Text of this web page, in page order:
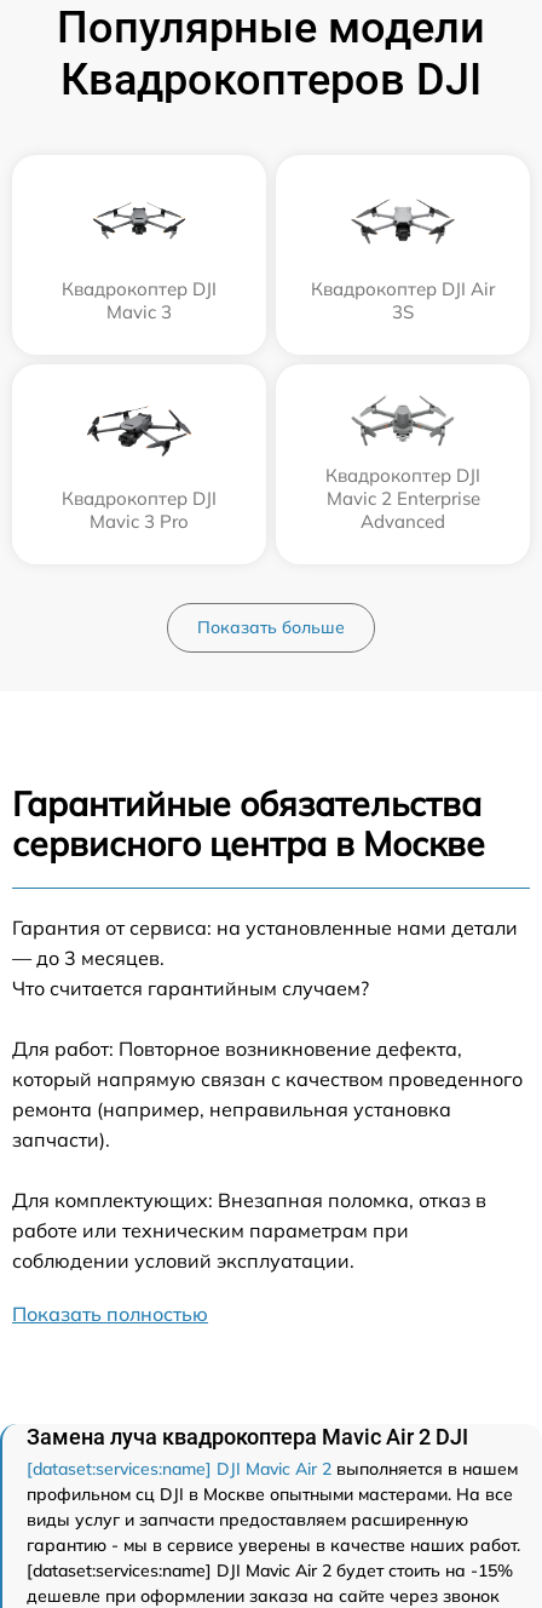
Популярные модели
Квадрокоптеров DJI
Квадрокоптер DJI
Mavic 3
Квадрокоптер DJI Air
3S
Квадрокоптер DJI
Mavic 3 Pro
Квадрокоптер DJI
Mavic 2 Enterprise
Advanced
Показать больше
Гарантийные обязательства
сервисного центра в Москве
Гарантия от сервиса: на установленные нами детали
— до 3 месяцев.
Что считается гарантийным случаем?
Для работ: Повторное возникновение дефекта,
который напрямую связан с качеством проведенного
ремонта (например, неправильная установка
запчасти).
Для комплектующих: Внезапная поломка, отказ в
работе или техническим параметрам при
соблюдении условий эксплуатации.
Показать полностью
Замена луча квадрокоптера Mavic Air 2 DJI
[dataset:services:name] DJI Mavic Air 2 выполняется в нашем
профильном сц DJI в Москве опытными мастерами. На все
виды услуг и запчасти предоставляем расширенную
гарантию - мы в сервисе уверены в качестве наших работ.
[dataset:services:name] DJI Mavic Air 2 будет стоить на -15%
дешевле при оформлении заказа на сайте через звонок